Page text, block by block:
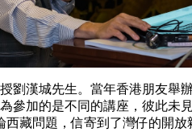
劉漢城先生。當年香港朋友舉
參加的是不同的講座，彼此未
藏問題，信寄到了灣仔的開